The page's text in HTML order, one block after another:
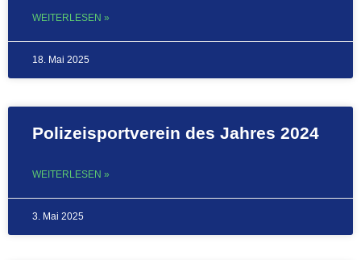
WEITERLESEN »
18. Mai 2025
Polizeisportverein des Jahres 2024
WEITERLESEN »
3. Mai 2025